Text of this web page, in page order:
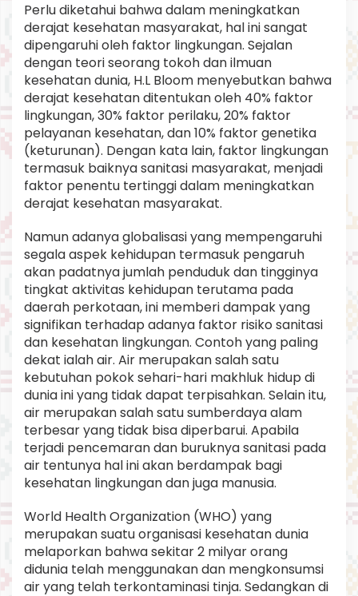
Perlu diketahui bahwa dalam meningkatkan
derajat kesehatan masyarakat, hal ini sangat
dipengaruhi oleh faktor lingkungan. Sejalan
dengan teori seorang tokoh dan ilmuan
kesehatan dunia, H.L Bloom menyebutkan bahwa
derajat kesehatan ditentukan oleh 40% faktor
lingkungan, 30% faktor perilaku, 20% faktor
pelayanan kesehatan, dan 10% faktor genetika
(keturunan). Dengan kata lain, faktor lingkungan
termasuk baiknya sanitasi masyarakat, menjadi
faktor penentu tertinggi dalam meningkatkan
derajat kesehatan masyarakat.
Namun adanya globalisasi yang mempengaruhi
segala aspek kehidupan termasuk pengaruh
akan padatnya jumlah penduduk dan tingginya
tingkat aktivitas kehidupan terutama pada
daerah perkotaan, ini memberi dampak yang
signifikan terhadap adanya faktor risiko sanitasi
dan kesehatan lingkungan. Contoh yang paling
dekat ialah air. Air merupakan salah satu
kebutuhan pokok sehari-hari makhluk hidup di
dunia ini yang tidak dapat terpisahkan. Selain itu,
air merupakan salah satu sumberdaya alam
terbesar yang tidak bisa diperbarui. Apabila
terjadi pencemaran dan buruknya sanitasi pada
air tentunya hal ini akan berdampak bagi
kesehatan lingkungan dan juga manusia.
World Health Organization (WHO) yang
merupakan suatu organisasi kesehatan dunia
melaporkan bahwa sekitar 2 milyar orang
didunia telah menggunakan dan mengkonsumsi
air yang telah terkontaminasi tinja. Sedangkan di